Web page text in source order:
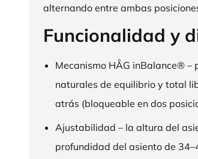
alternando entre ambas
Funcionalidad y
Mecanismo HÅG inBalance® –
naturales de equilibrio y total
atrás (bloqueable en dos
Ajustabilidad – la altura del
profundidad del asiento de